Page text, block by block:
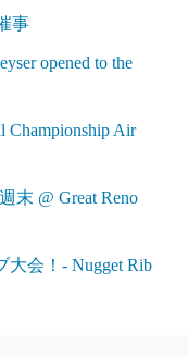
事
opened to the
Air
末 @ Great Reno
会！- Nugget Rib